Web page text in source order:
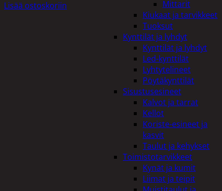
Mittarit
Kiukaat ja tarvikkeet
Tuoksut
Kynttilät ja lyhdyt
Kynttilät ja lyhdyt
Led-kynttilät
Lyhtytelineet
Pöytäkynttilät
Sisustusesineet
Kalvot ja tarrat
Kellot
Koriste-esineet ja
kasvit
Taulut ja kehykset
Toimistotarvikkeet
Kynät ja kumit
Liimat ja teipit
Lisää ostoskoriin